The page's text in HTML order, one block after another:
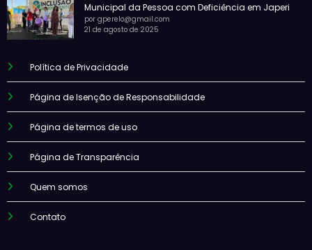
Municipal da Pessoa com Deficiência em Japeri
por gperelo@gmail.com
21 de agosto de 2025
Política de Privacidade
Página de Isenção de Responsabilidade
Página de termos de uso
Página de Transparência
Quem somos
Contato